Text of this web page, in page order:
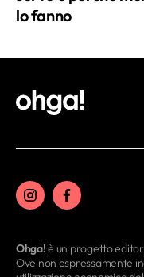
lo fanno
Ohga!è un progetto
Ove non espressamente